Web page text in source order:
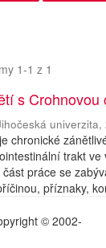
1-1 z 1
s Crohnovou
univerzita,
chronické
trakt ve
práce se
příznaky,
© 2002-